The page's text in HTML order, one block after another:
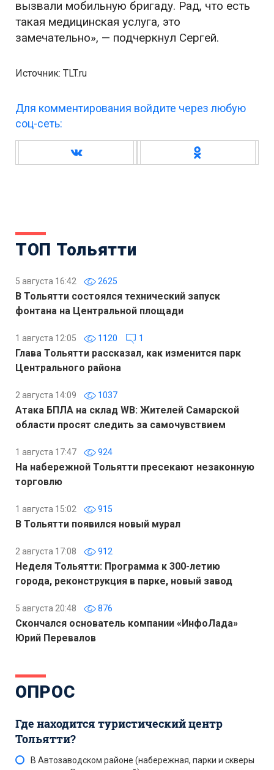
вызвали мобильную бригаду. Рад, что есть
такая медицинская услуга, это
замечательно», — подчеркнул Сергей.
Источник: TLT.ru
Для комментирования войдите через любую
соц-сеть:
ТОП Тольятти
5 августа 16:42 2625
В Тольятти состоялся технический запуск
фонтана на Центральной площади
1 августа 12:05 1120 1
Глава Тольятти рассказал, как изменится парк
Центрального района
2 августа 14:09 1037
Атака БПЛА на склад WB: Жителей Самарской
области просят следить за самочувствием
1 августа 17:47 924
На набережной Тольятти пресекают незаконную
торговлю
1 августа 15:02 915
В Тольятти появился новый мурал
2 августа 17:08 912
Неделя Тольятти: Программа к 300-летию
города, реконструкция в парке, новый завод
5 августа 20:48 876
Скончался основатель компании «ИнфоЛада»
Юрий Перевалов
ОПРОС
Где находится туристический центр
Тольятти?
В Автозаводском районе (набережная, парки и скверы